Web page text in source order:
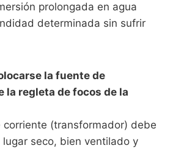
prolongada en agua
determinada sin sufrir
la fuente de
la regleta de focos de la
corriente (transformador) debe
seco, bien ventilado y